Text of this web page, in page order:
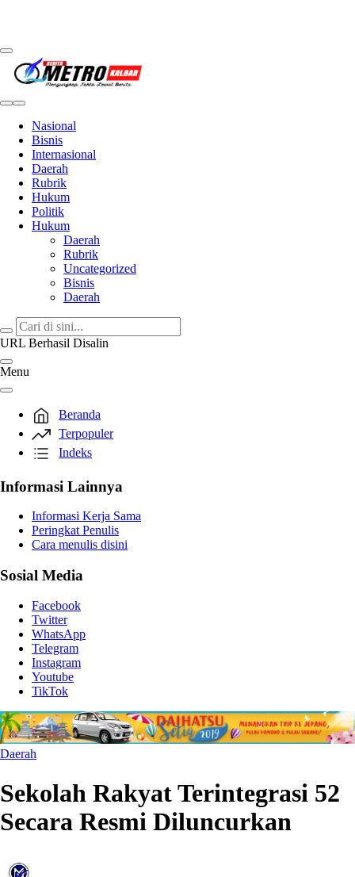
Nasional
Bisnis
Internasional
Daerah
Rubrik
Hukum
Politik
Hukum
Daerah
Rubrik
Uncategorized
Bisnis
Daerah
URL Berhasil Disalin
Menu
Beranda
Terpopuler
Indeks
Informasi Lainnya
Informasi Kerja Sama
Peringkat Penulis
Cara menulis disini
Sosial Media
Facebook
Twitter
WhatsApp
Telegram
Instagram
Youtube
TikTok
Daerah
Sekolah Rakyat Terintegrasi 52
Secara Resmi Diluncurkan